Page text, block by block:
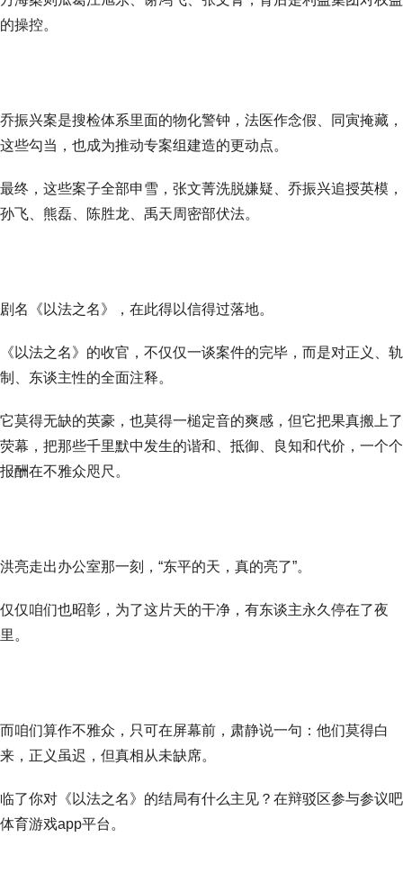
的操控。
乔振兴案是搜检体系里面的物化警钟，法医作念假、同寅掩藏，
这些勾当，也成为推动专案组建造的更动点。
最终，这些案子全部申雪，张文菁洗脱嫌疑、乔振兴追授英模，
孙飞、熊磊、陈胜龙、禹天周密部伏法。
剧名《以法之名》，在此得以信得过落地。
《以法之名》的收官，不仅仅一谈案件的完毕，而是对正义、轨
制、东谈主性的全面注释。
它莫得无缺的英豪，也莫得一槌定音的爽感，但它把果真搬上了
荧幕，把那些千里默中发生的谐和、抵御、良知和代价，一个个
报酬在不雅众咫尺。
洪亮走出办公室那一刻，“东平的天，真的亮了”。
仅仅咱们也昭彰，为了这片天的干净，有东谈主永久停在了夜
里。
而咱们算作不雅众，只可在屏幕前，肃静说一句：他们莫得白
来，正义虽迟，但真相从未缺席。
临了你对《以法之名》的结局有什么主见？在辩驳区参与参议吧
体育游戏app平台。